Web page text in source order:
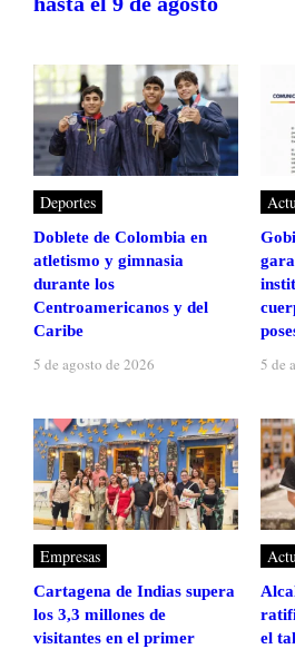
Deportes
Doblete de Colombia en
atletismo y gimnasia
durante los
Centroamericanos y del
Caribe
5 de agosto de 2026 5 de
Empresas
Cartagena de Indias supera
los 3,3 millones de
visitantes en el primer
el